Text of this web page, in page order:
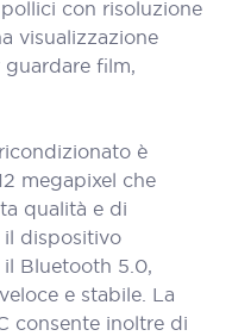
con risoluzione
visualizzazione
film,
è
megapixel che
qualità e di
il dispositivo
Bluetooth 5.0,
e stabile. La
consente inoltre di